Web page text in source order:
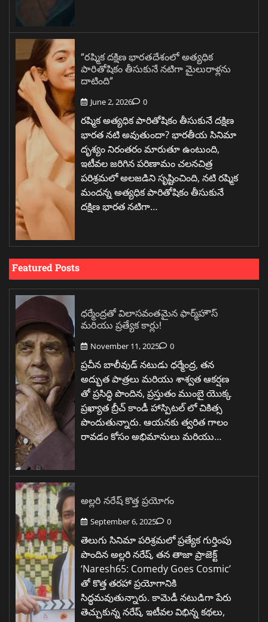
“రష్మిక దక్షిణ భారతదేశంలో అత్యధిక
పారితోషికం తీసుకునే నటిగా మైలురాళ్లను
దాటింది”
June 2, 2026 0
రష్మిక అత్యధిక పారితోషికం తీసుకునే దక్షిణ
భారత నటి అవుతుందా? భారతీయ సినిమా
దృశ్యం నిరంతరం మారుతూ ఉంటుంది,
ఇటీవల జరిగిన పరిణామం చలనచిత్ర
పరిశ్రమలో అలజడిని సృష్టించింది, నటి రష్మిక
మందన్న అత్యధిక పారితోషికం తీసుకునే
దక్షిణ భారత నటిగా…
Featured Posts
ధర్మేంద్రతో విలాసవంతమైన ఫార్మ్‌హౌస్
మరియు ప్రత్యేక కార్లు!
November 11, 2025 0
ప్రచీన బాలీవుడ్ నటుడు ధర్మేంద్ర, తన
అద్భుత పాత్రలు మరియు శాశ్వత ఆకర్షణ
తో ప్రసిద్ధి పొందిన, ప్రస్తుతం ముంబై యొక్క
ప్రఖ్యాత బ్రీచ్ కాండీ హాస్పిటల్ లో చికిత్స
పొందుతున్నారు. ఆయనకు త్వరిత గాలం
రావడం కోసం అభిమానులు మరియు…
అల్లరి నరేష్ కొత్త ప్రయోగం
September 6, 2025 0
తెలుగు సినిమా పరిశ్రమలో ప్రత్యేక గుర్తింపు
పొందిన అల్లరి నరేష్, తన తాజా ప్రాజెక్ట్
‘Naresh65: Comedy Goes Cosmic’
తో కొత్త తరహా ప్రయోగానికి
సిద్ధమవుతున్నారు. కామెడీ నటుడిగా పేరు
తెచ్చుకున్న నరేష్, ఇటీవల విభిన్న కథలు,